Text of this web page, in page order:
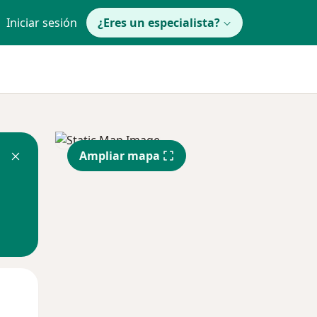
Iniciar sesión ¿Eres un especialista?
Ampliar mapa